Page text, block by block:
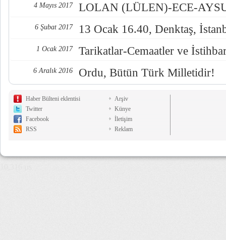
4 Mayıs 2017 LOLAN (LÜLEN)-ECE-
6 Şubat 2017 13 Ocak 16.40, Denktaş,
1 Ocak 2017 Tarikatlar-Cemaatler ve
6 Aralık 2016 Ordu, Bütün Türk Milletidir!
Haber Bülteni eklentisi
Twitter
Facebook
RSS
Arşiv
Künye
İletişim
Reklam